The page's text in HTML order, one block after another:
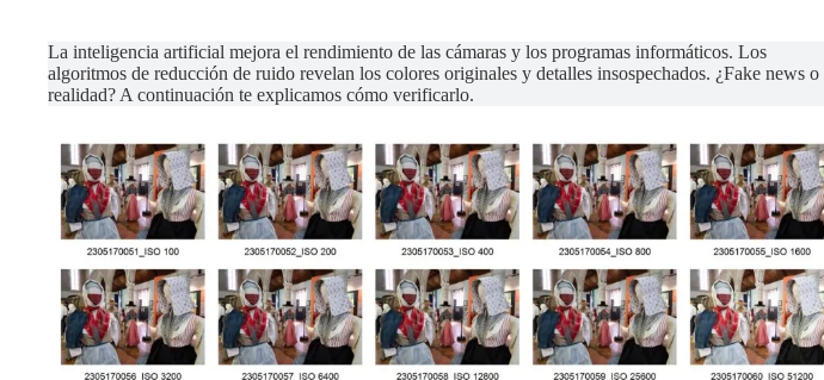
La inteligencia artificial mejora el rendimiento de las cámaras y los programas informáticos. Los
algoritmos de reducción de ruido revelan los colores originales y detalles insospechados. ¿Fake news o
realidad? A continuación te explicamos cómo verificarlo.